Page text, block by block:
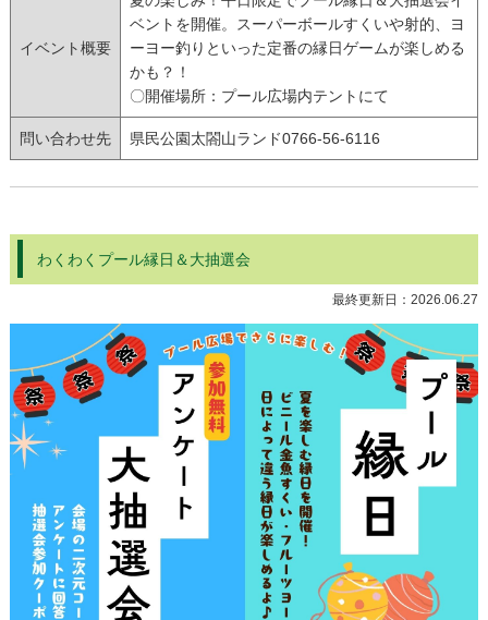
イベント概要
ベントを開催。スーパーボールすくいや射的、ヨ
ーヨー釣りといった定番の縁日ゲームが楽しめる
かも？！
〇開催場所：プール広場内テントにて
問い合わせ先 県民公園太閤山ランド0766-56-6116
わくわくプール縁日＆大抽選会
最終更新日：2026.06.27